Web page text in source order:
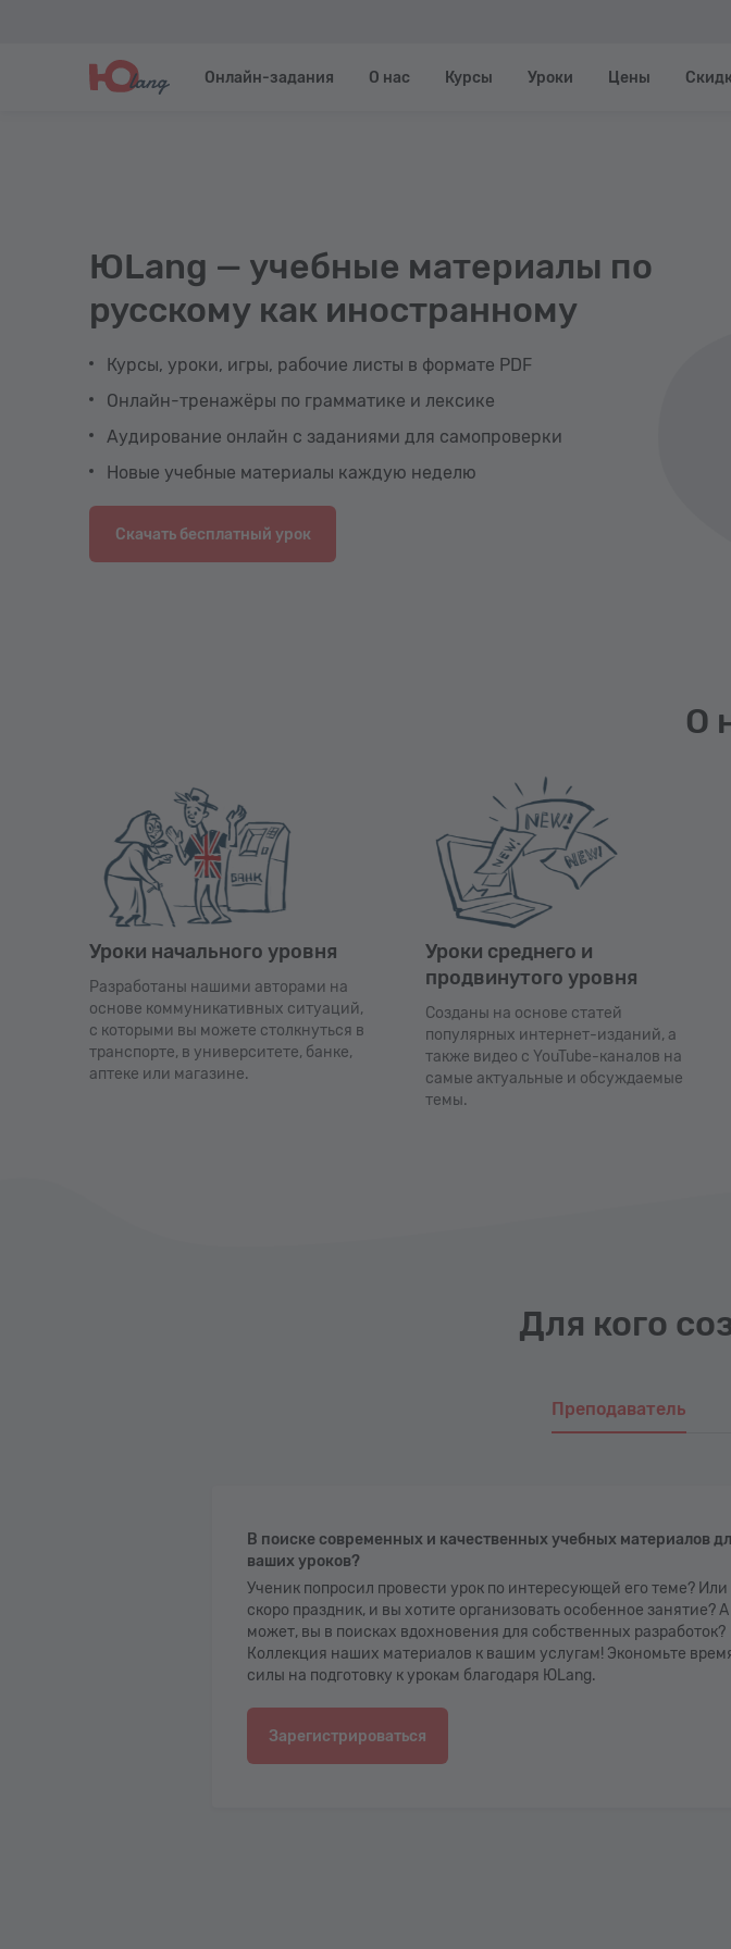
Онлайн-задания О нас Курсы Уроки Цены
ЮLang — учебные материалы по
русскому как иностранному
Курсы, уроки, игры, рабочие листы в формате PDF
Онлайн-тренажёры по грамматике и лексике
Аудирование онлайн с заданиями для самопроверки
Новые учебные материалы каждую неделю
Скачать бесплатный урок
О
Уроки начального уровня
Разработаны нашими авторами на
основе коммуникативных ситуаций,
с которыми вы можете столкнуться в
транспорте, в университете, банке,
аптеке или магазине.
Уроки среднего и
продвинутого уровня
Созданы на основе статей
популярных интернет-изданий, а
также видео с YouTube-каналов на
самые актуальные и обсуждаемые
темы.
Для кого
Преподаватель
В поиске современных и качественных учебных материалов
ваших уроков?
Ученик попросил провести урок по интересующей его теме? Или
скоро праздник, и вы хотите организовать особенное занятие? А
может, вы в поисках вдохновения для собственных разработок?
Коллекция наших материалов к вашим услугам! Экономьте
силы на подготовку к урокам благодаря ЮLang.
Зарегистрироваться